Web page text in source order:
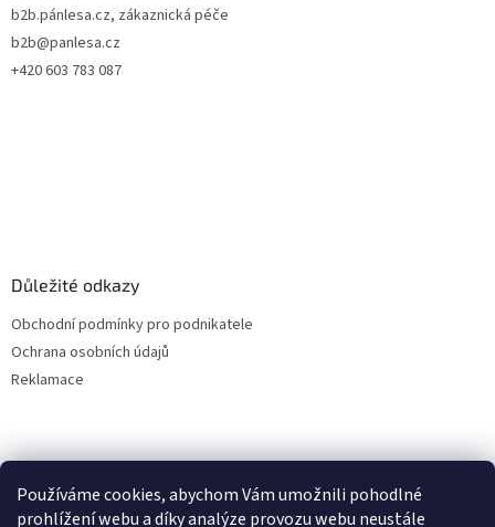
Používáme cookies, abychom Vám umožnili pohodlné
prohlížení webu a díky analýze provozu webu neustále
b2b.pánlesa.cz, zákaznická péče
b2b@panlesa.cz
+420 603 783 087
Důležité odkazy
Obchodní podmínky pro podnikatele
Ochrana osobních údajů
Reklamace